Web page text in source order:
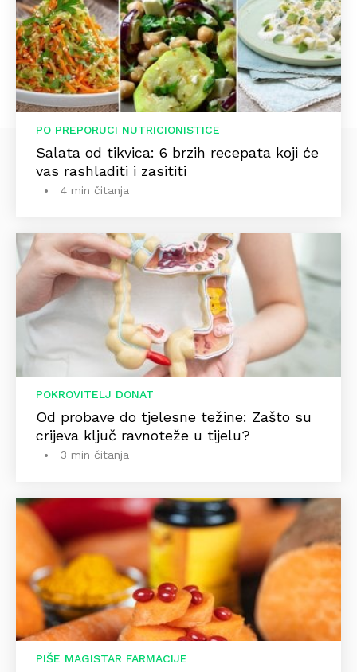
PO PREPORUCI NUTRICIONISTICE
Salata od tikvica: 6 brzih recepata koji će
vas rashladiti i zasititi
4 min čitanja
POKROVITELJ DONAT
Od probave do tjelesne težine: Zašto su
crijeva ključ ravnoteže u tijelu?
3 min čitanja
PIŠE MAGISTAR FARMACIJE